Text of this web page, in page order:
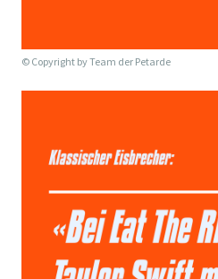
© Copyright byTeam der Petarde